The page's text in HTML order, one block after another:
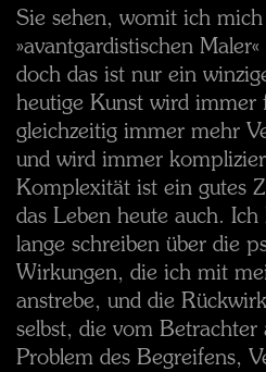
Sie sehen, womit ich
»avantgardistischen
doch das ist nur ein
heutige Kunst wird immer
gleichzeitig immer mehr
und wird immer
Komplexität ist ein gutes
das Leben heute auch.
lange schreiben über die
Wirkungen, die ich mit
anstrebe, und die
selbst, die vom Betrachter
Problem des Begreifens,